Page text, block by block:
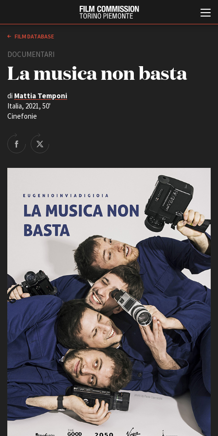
Chi siamo
Contatti
La sede
Partner
Rete regionale
Bilancio sociale
Bandi e gare
Sostenibilità ambientale
SERVIZI
Servizi generali
Location scouting
Spazi nella sede FCTP
Sala Casting
Sala Paolo Tenna
FILM FUNDS
Piemonte Film Tv Fund
Piemonte Film Tv
Development Fund
Piemonte Doc Film Fund
Anteprime in Piemonte
TFI Torino Film Industry -
Production Days
Avenue Cove - Erasmus +
Guarda che storia!
La Grazia - Immagini e
location della Torino di Paolo
Sorrentino
Open Day
Ciak in TOur!
FESTIVAL, MARKETS,
AWARDS
International Film Festival
Rotterdam
Berlinale Internationalen
Filmfestspiele Berlin
Festival de Cannes
Biografilm Festival - Bio to B
Industry Days
Locarno Film Festival
Mostra Internazionale d’Arte
Cinematografica Venezia
Toronto International Film
FILM DATABASE
DOCUMENTARI
La musica non basta
di Mattia Temponi
Italia, 2021, 50'
Cinefonie